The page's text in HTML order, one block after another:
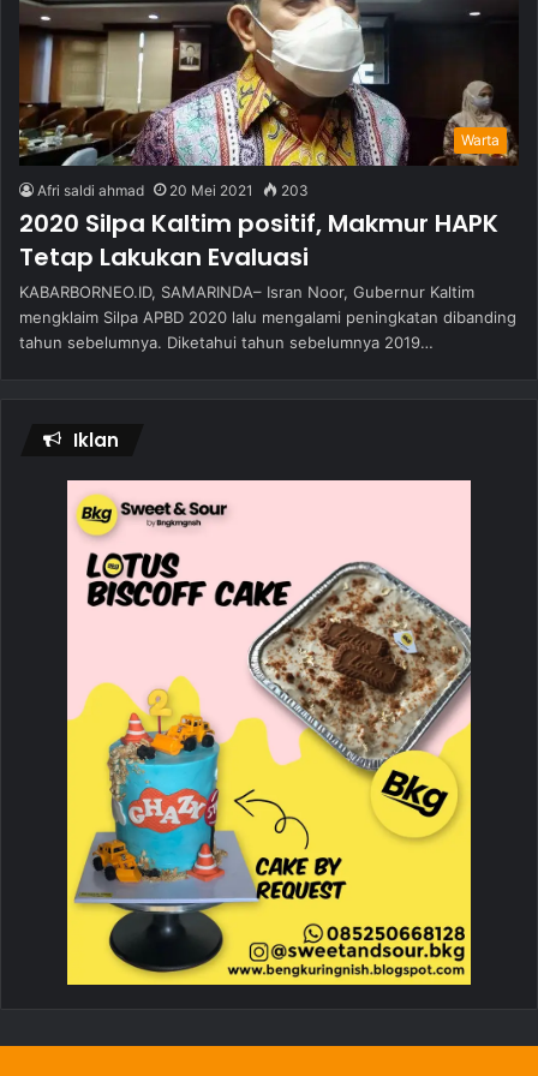
Warta
Afri saldi ahmad 20 Mei 2021 203
2020 Silpa Kaltim positif, Makmur HAPK
Tetap Lakukan Evaluasi
KABARBORNEO.ID, SAMARINDA– Isran Noor, Gubernur Kaltim
mengklaim Silpa APBD 2020 lalu mengalami peningkatan dibanding
tahun sebelumnya. Diketahui tahun sebelumnya 2019…
Iklan